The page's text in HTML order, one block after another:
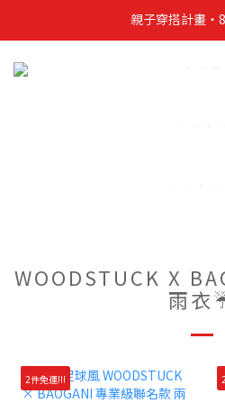
親子穿搭計畫・
貼身補貨計畫  任
買4件短T送雨傘☂️！【這把傘
WOODSTUCK X
雨衣
2件免運!!!